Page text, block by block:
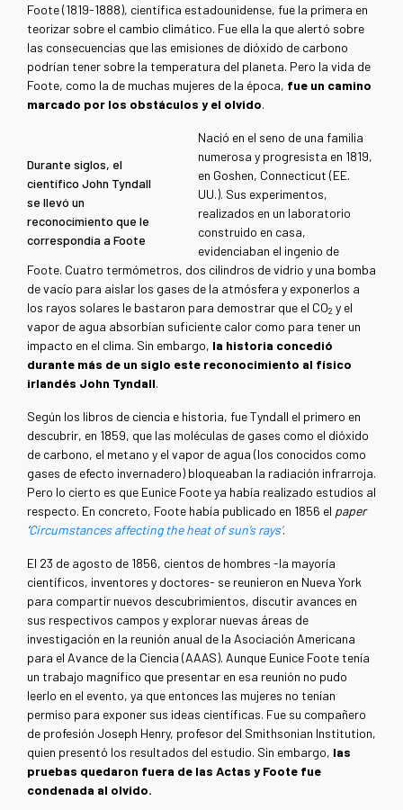
Foote (1819-1888), científica estadounidense, fue la primera en
teorizar sobre el cambio climático. Fue ella la que alertó sobre
las consecuencias que las emisiones de dióxido de carbono
podrían tener sobre la temperatura del planeta. Pero la vida de
Foote, como la de muchas mujeres de la época, fue un camino
marcado por los obstáculos y el olvido.
Durante siglos, el
científico John Tyndall
se llevó un
reconocimiento que le
correspondía a Foote
Nació en el seno de una familia
numerosa y progresista en 1819,
en Goshen, Connecticut (EE.
UU.). Sus experimentos,
realizados en un laboratorio
construido en casa,
evidenciaban el ingenio de
Foote. Cuatro termómetros, dos cilindros de vidrio y una bomba
de vacío para aislar los gases de la atmósfera y exponerlos a
los rayos solares le bastaron para demostrar que el CO2 y el
vapor de agua absorbían suficiente calor como para tener un
impacto en el clima. Sin embargo, la historia concedió
durante más de un siglo este reconocimiento al físico
irlandés John Tyndall.
Según los libros de ciencia e historia, fue Tyndall el primero en
descubrir, en 1859, que las moléculas de gases como el dióxido
de carbono, el metano y el vapor de agua (los conocidos como
gases de efecto invernadero) bloqueaban la radiación infrarroja.
Pero lo cierto es que Eunice Foote ya había realizado estudios al
respecto. En concreto, Foote había publicado en 1856 el paper
Circumstances affecting the heat of sun’s rays’.
El 23 de agosto de 1856, cientos de hombres -la mayoría
científicos, inventores y doctores- se reunieron en Nueva York
para compartir nuevos descubrimientos, discutir avances en
sus respectivos campos y explorar nuevas áreas de
investigación en la reunión anual de la Asociación Americana
para el Avance de la Ciencia (AAAS). Aunque Eunice Foote tenía
un trabajo magnífico que presentar en esa reunión no pudo
leerlo en el evento, ya que entonces las mujeres no tenían
permiso para exponer sus ideas científicas. Fue su compañero
de profesión Joseph Henry, profesor del Smithsonian Institution,
quien presentó los resultados del estudio. Sin embargo, las
pruebas quedaron fuera de las Actas y Foote fue
condenada al olvido.